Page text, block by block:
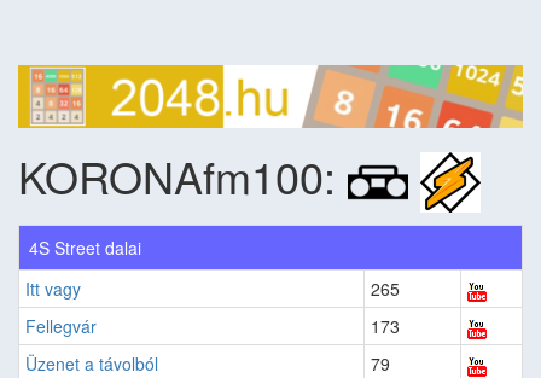
KORONAfm100:
4S Street dalai
Itt vagy
265
Fellegvár
173
Üzenet a távolból
79